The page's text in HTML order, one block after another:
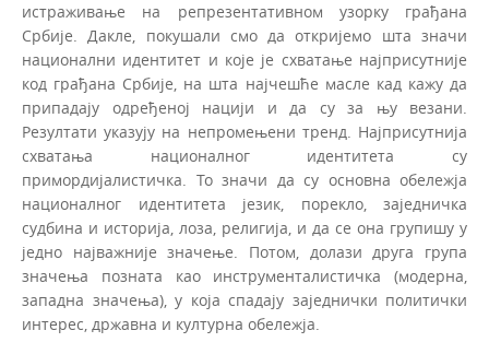
истраживање на репрезентативном узорку грађана
Србије. Дакле, покушали смо да откријемо шта значи
национални идентитет и коje je схватање најприсутније
код грађана Србије, на шта најчешће масле кад кажу да
припадају одређеној нацији и да су за њу везани.
Резултати указују на непромењени тренд. Најприсутнија
схватања националног идентитета су
примордијалистичка. То значи да су основна обележја
националног идентитета језик, порекло, заједничка
судбина и историја, лоза, религија, и да се она групишу у
једно најважније значење. Потом, долази друга група
значења позната као инструменталистичка (модерна,
западна значења), у коja спадају заједнички политички
интерес, државна и културна обележја.